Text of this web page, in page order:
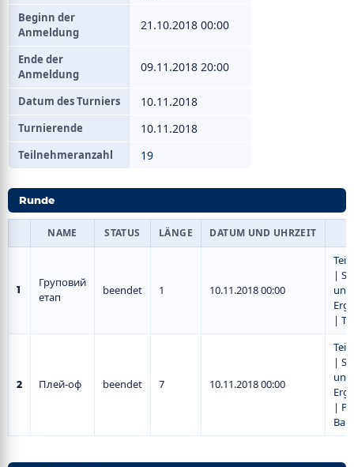
Beginn der
Anmeldung
21.10.2018 00:00
Ende der
Anmeldung
09.11.2018 20:00
Datum des Turniers 10.11.2018
Turnierende 10.11.2018
Teilnehmeranzahl 19
Runde
NAME STATUS LÄNGE DATUM UND UHRZEIT
1
Груповий
етап
beendet 1 10.11.2018 00:00
|
und
|
2 Плей-оф beendet 7 10.11.2018 00:00
|
und
|